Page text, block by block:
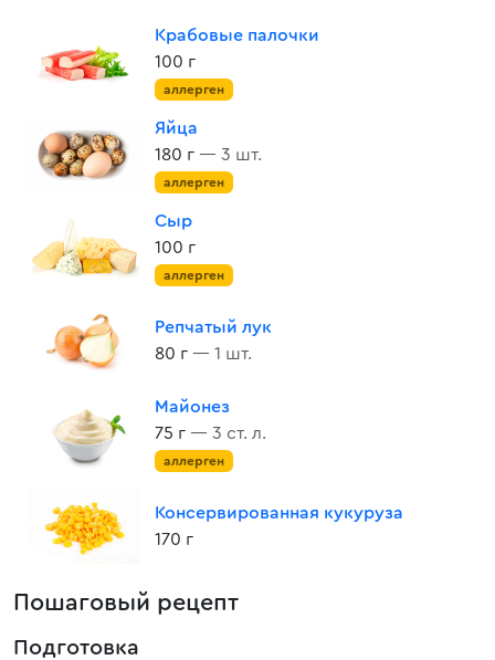
Крабовые палочки
100 г
аллерген
Яйца
180 г — 3 шт.
аллерген
Сыр
100 г
аллерген
Репчатый лук
80 г — 1 шт.
Майонез
75 г — 3 ст. л.
аллерген
Консервированная кукуруза
170 г
Пошаговый рецепт
Подготовка